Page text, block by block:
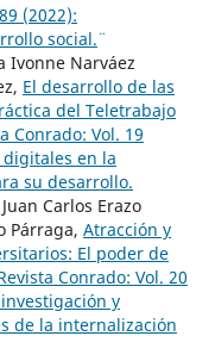
(2022):
social.¨
Ivonne Narváez
El desarrollo de las
del Teletrabajo
Conrado: Vol. 19
digitales en la
su desarrollo.
Carlos Erazo
Párraga, Atracción y
El poder de
Conrado: Vol. 20
y
de la internalización